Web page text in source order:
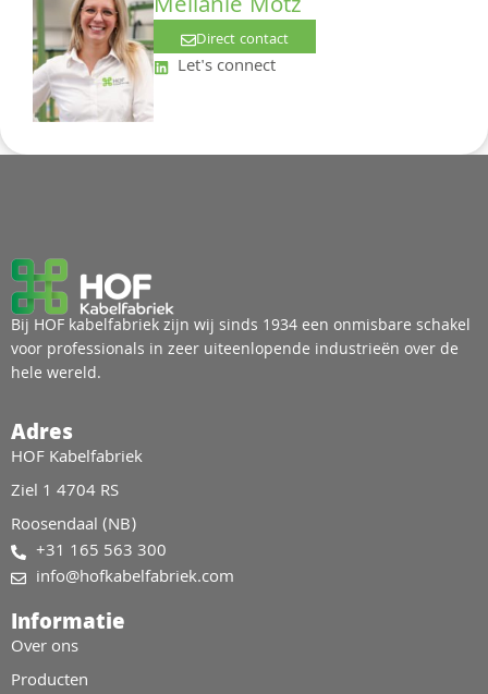
Direct contact
Let's connect
Bij HOF kabelfabriek zijn wij sinds 1934 een onmisbare schakel
voor professionals in zeer uiteenlopende industrieën over de
hele wereld.
Adres
HOF Kabelfabriek
Ziel 1 4704 RS
Roosendaal (NB)
+31 165 563 300
info@hofkabelfabriek.com
Informatie
Over ons
Producten